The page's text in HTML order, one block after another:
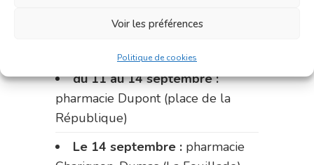
Voir les préférences
Politique de cookies
pharmacie Carnus (rue Marcellin-
du 11 au 14 septembre :
pharmacie Dupont (place de la
République)
Le 14 septembre : pharmacie